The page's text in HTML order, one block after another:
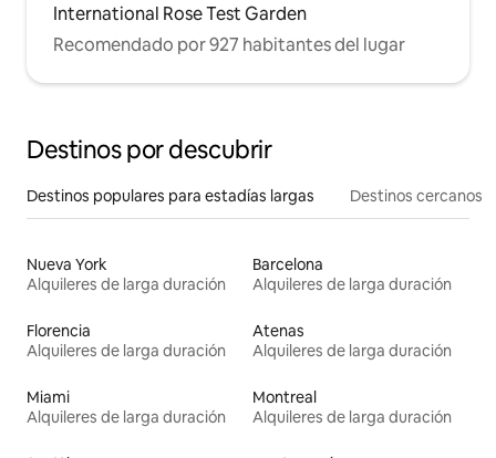
International Rose Test Garden
Recomendado por 927 habitantes del lugar
Destinos por descubrir
Destinos populares para estadías largas Destinos cercanos
Nueva York
Alquileres de larga duración
Barcelona
Alquileres de larga duración
Florencia
Alquileres de larga duración
Atenas
Alquileres de larga duración
Miami
Alquileres de larga duración
Montreal
Alquileres de larga duración